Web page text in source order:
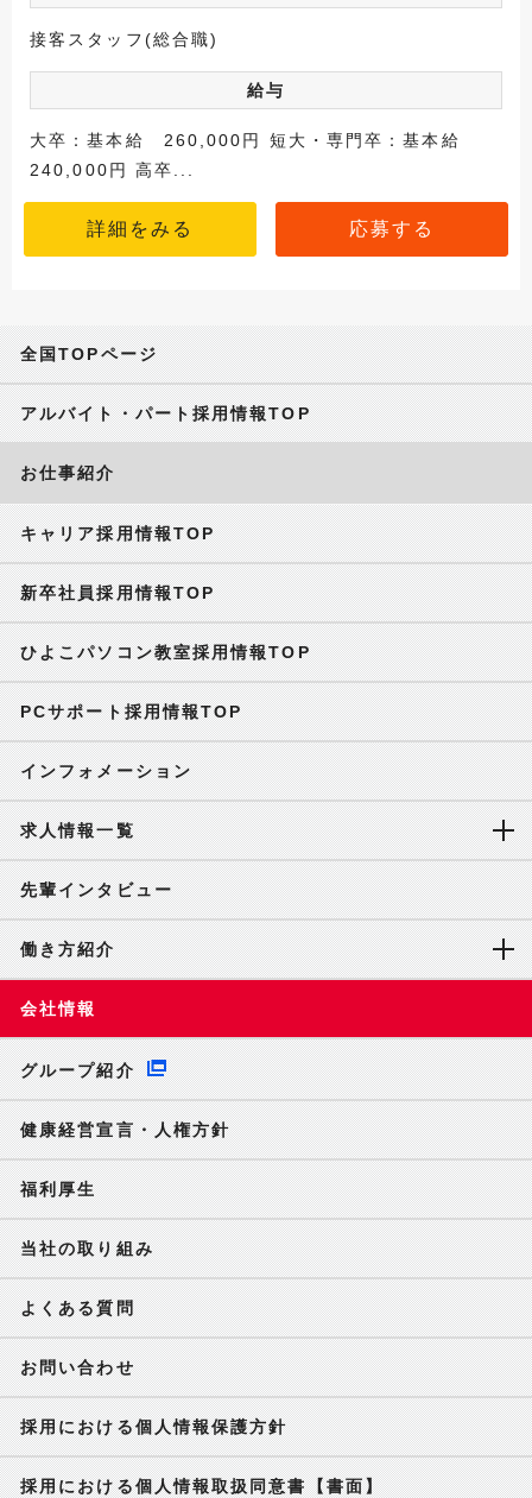
接客スタッフ(総合職)
給与
大卒：基本給 260,000円 短大・専門卒：基本給
240,000円 高卒...
詳細をみる 応募する
全国TOPページ
アルバイト・パート採用情報TOP
お仕事紹介
キャリア採用情報TOP
新卒社員採用情報TOP
ひよこパソコン教室採用情報TOP
PCサポート採用情報TOP
インフォメーション
求人情報一覧
先輩インタビュー
働き方紹介
会社情報
グループ紹介
健康経営宣言・人権方針
福利厚生
当社の取り組み
よくある質問
お問い合わせ
採用における個人情報保護方針
採用における個人情報取扱同意書【書面】